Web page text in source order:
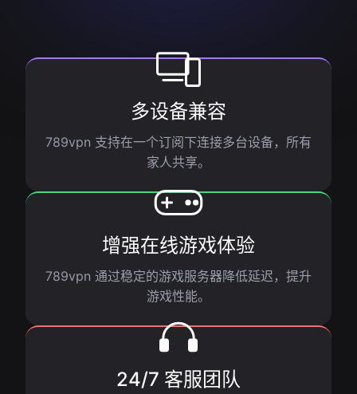
多设备兼容
789vpn 支持在一个订阅下连接多台设备，所有
家人共享。
增强在线游戏体验
789vpn 通过稳定的游戏服务器降低延迟，提升
游戏性能。
24/7 客服团队